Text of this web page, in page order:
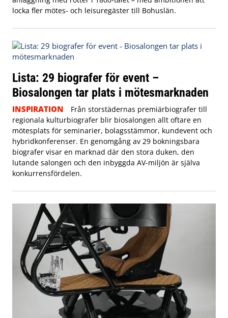
locka fler mötes- och leisuregäster till Bohuslän.
Lista: 29 biografer för event –
Biosalongen tar plats i mötesmarknaden
INSPIRATION
Från storstädernas premiärbiografer till
regionala kulturbiografer blir biosalongen allt oftare en
mötesplats för seminarier, bolagsstämmor, kundevent och
hybridkonferenser. En genomgång av 29 bokningsbara
biografer visar en marknad där den stora duken, den
lutande salongen och den inbyggda AV-miljön är själva
konkurrensfördelen.